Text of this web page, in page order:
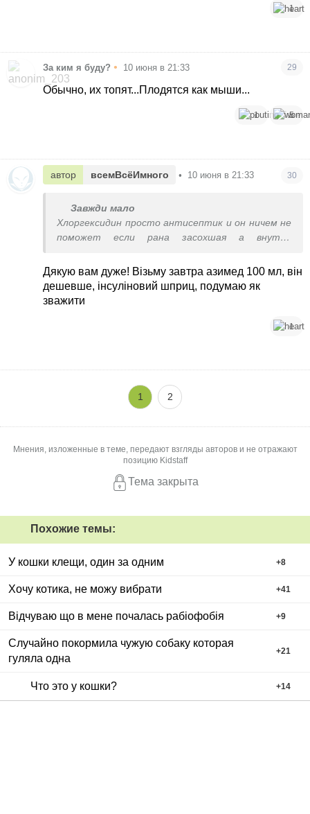
1
За ким я буду? • 10 июня в 21:33 29
Обычно, их топят...Плодятся как мыши...
1 5
автор всемВсёИмного • 10 июня в 21:33 30
Завжди мало
Хлоргексидин просто антисептик и он ничем не
поможет если рана засохшая а внутри
Дякую вам дуже! Візьму завтра азимед 100 мл, він
дешевше, інсуліновий шприц, подумаю як
зважити
1
1 2
Мнения, изложенные в теме, передают взгляды авторов и не отражают
позицию Kidstaff
Тема закрыта
Похожие темы:
У кошки клещи, один за одним +8
Хочу котика, не можу вибрати +41
Відчуваю що в мене почалась рабіофобія +9
Случайно покормила чужую собаку которая
гуляла одна
+21
Что это у кошки? +14